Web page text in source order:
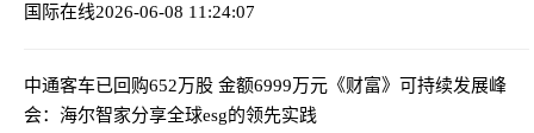
国际在线2026-06-08 11:24:07
中通客车已回购652万股 金额6999万元 《财富》可持续发展峰
会：海尔智家分享全球esg的领先实践